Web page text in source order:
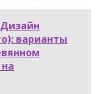
Дизайн
варианты